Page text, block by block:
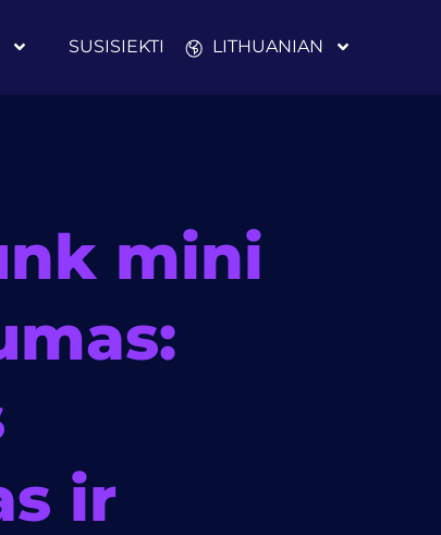
SUSISIEKTI LITHUANIAN
mini
ir